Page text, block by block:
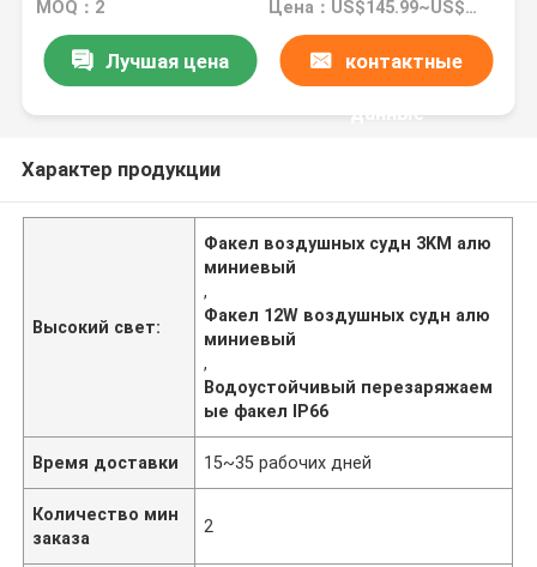
MOQ：2 Цена：US$145.99~US$115.99
Лучшая цена контактные
данные
Характер продукции
Высокий свет:
Факел воздушных судн 3KM алю
миниевый
,
Факел 12W воздушных судн алю
миниевый
,
Водоустойчивый перезаряжаем
ые факел IP66
Время доставки 15~35 рабочих дней
Количество мин
заказа
2